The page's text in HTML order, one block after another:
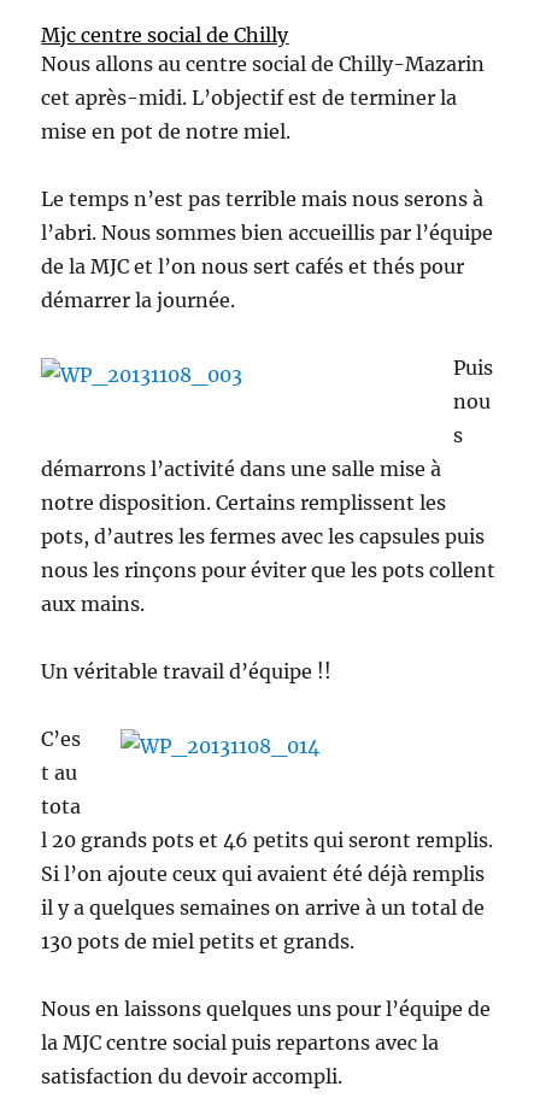
Mjc centre social de Chilly
Nous allons au centre social de Chilly-Mazarin
cet après-midi. L’objectif est de terminer la
mise en pot de notre miel.
Le temps n’est pas terrible mais nous serons à
l’abri. Nous sommes bien accueillis par l’équipe
de la MJC et l’on nous sert cafés et thés pour
démarrer la journée.
Puis
nou
s
démarrons l’activité dans une salle mise à
notre disposition. Certains remplissent les
pots, d’autres les fermes avec les capsules puis
nous les rinçons pour éviter que les pots collent
aux mains.
Un véritable travail d’équipe !!
C’es
t au
tota
l 20 grands pots et 46 petits qui seront remplis.
Si l’on ajoute ceux qui avaient été déjà remplis
il y a quelques semaines on arrive à un total de
130 pots de miel petits et grands.
Nous en laissons quelques uns pour l’équipe de
la MJC centre social puis repartons avec la
satisfaction du devoir accompli.